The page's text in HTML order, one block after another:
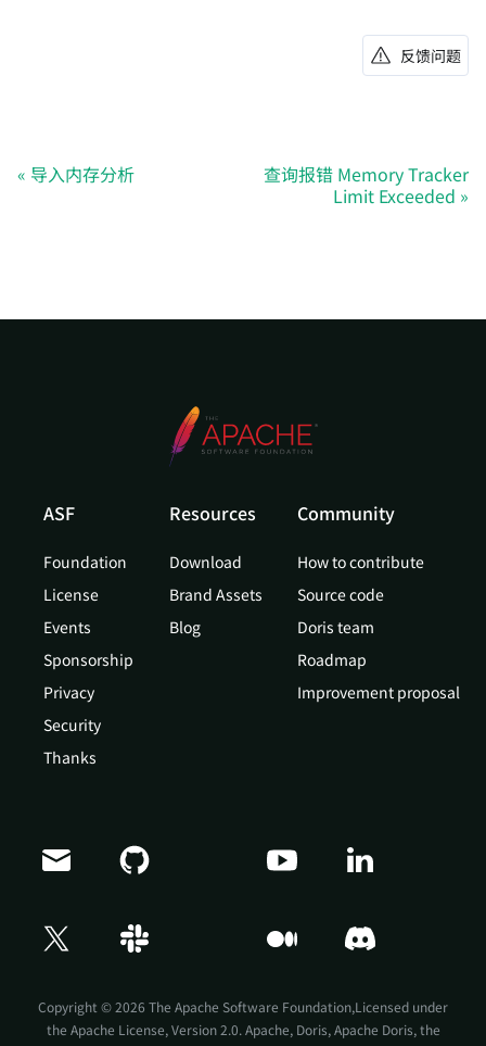
反馈问题
导入内存分析
查询报错 Memory Tracker
Limit Exceeded
ASF
Foundation
License
Events
Sponsorship
Privacy
Security
Thanks
Resources
Download
Brand Assets
Blog
Community
How to contribute
Source code
Doris team
Roadmap
Improvement proposal
Copyright © 2026 The Apache Software Foundation,Licensed under
the Apache License, Version 2.0. Apache, Doris, Apache Doris, the
Doris Summit 26